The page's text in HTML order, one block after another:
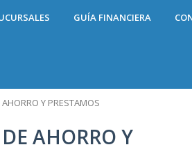
GUÍA FINANCIERA
Y PRESTAMOS
AHORRO Y